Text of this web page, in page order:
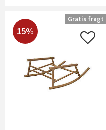
15%
Gratis fragt